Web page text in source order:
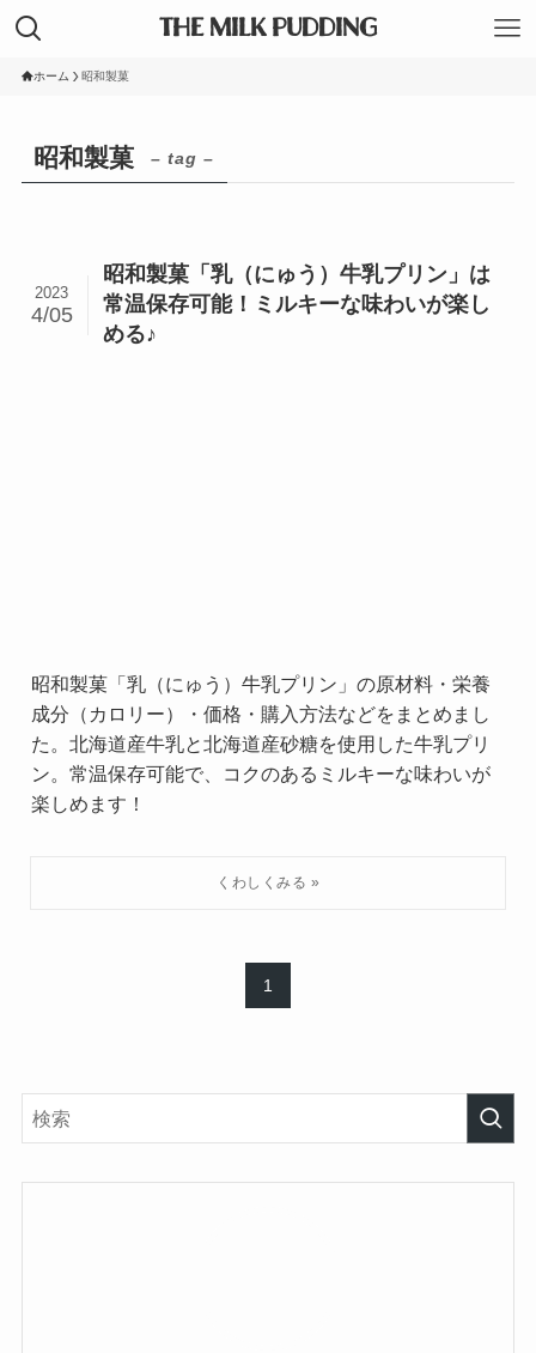
THE MILK PUDDING
ホーム 昭和製菓
昭和製菓 – tag –
昭和製菓「乳（にゅう）牛乳プリン」は
常温保存可能！ミルキーな味わいが楽し
める♪
2023
4/05
昭和製菓「乳（にゅう）牛乳プリン」の原材料・栄養
成分（カロリー）・価格・購入方法などをまとめまし
た。北海道産牛乳と北海道産砂糖を使用した牛乳プリ
ン。常温保存可能で、コクのあるミルキーな味わいが
楽しめます！
1